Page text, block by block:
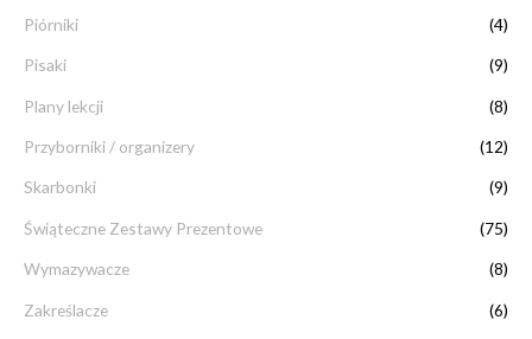
Piórniki (4)
Pisaki (9)
Plany lekcji (8)
Przyborniki / organizery (12)
Skarbonki (9)
Świąteczne Zestawy Prezentowe (75)
Wymazywacze (8)
Zakreślacze (6)